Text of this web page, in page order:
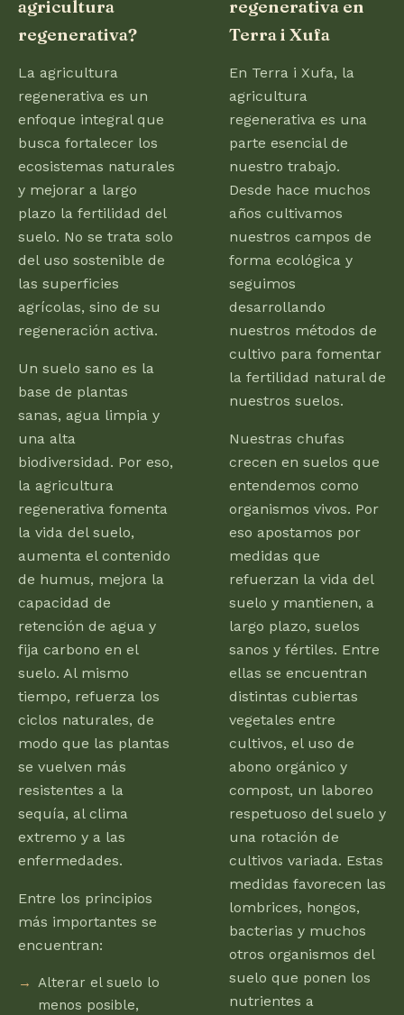
agricultura
regenerativa?
La agricultura
regenerativa es un
enfoque integral que
busca fortalecer los
ecosistemas naturales
y mejorar a largo
plazo la fertilidad del
suelo. No se trata solo
del uso sostenible de
las superficies
agrícolas, sino de su
regeneración activa.
Un suelo sano es la
base de plantas
sanas, agua limpia y
una alta
biodiversidad. Por eso,
la agricultura
regenerativa fomenta
la vida del suelo,
aumenta el contenido
de humus, mejora la
capacidad de
retención de agua y
fija carbono en el
suelo. Al mismo
tiempo, refuerza los
ciclos naturales, de
modo que las plantas
se vuelven más
resistentes a la
sequía, al clima
extremo y a las
enfermedades.
Entre los principios
más importantes se
encuentran:
Alterar el suelo lo
menos posible,
regenerativa en
Terra i Xufa
En Terra i Xufa, la
agricultura
regenerativa es una
parte esencial de
nuestro trabajo.
Desde hace muchos
años cultivamos
nuestros campos de
forma ecológica y
seguimos
desarrollando
nuestros métodos de
cultivo para fomentar
la fertilidad natural de
nuestros suelos.
Nuestras chufas
crecen en suelos que
entendemos como
organismos vivos. Por
eso apostamos por
medidas que
refuerzan la vida del
suelo y mantienen, a
largo plazo, suelos
sanos y fértiles. Entre
ellas se encuentran
distintas cubiertas
vegetales entre
cultivos, el uso de
abono orgánico y
compost, un laboreo
respetuoso del suelo y
una rotación de
cultivos variada. Estas
medidas favorecen las
lombrices, hongos,
bacterias y muchos
otros organismos del
suelo que ponen los
nutrientes a